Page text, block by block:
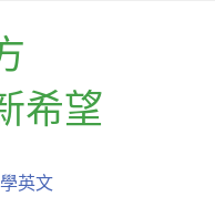
希望
英文